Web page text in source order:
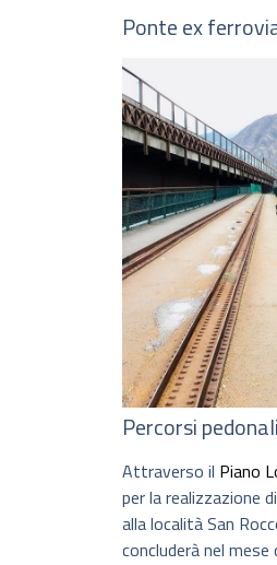
Ponte ex
Percorsi
Attraverso il Piano
per la realizzazione
alla località San
concluderà nel mese